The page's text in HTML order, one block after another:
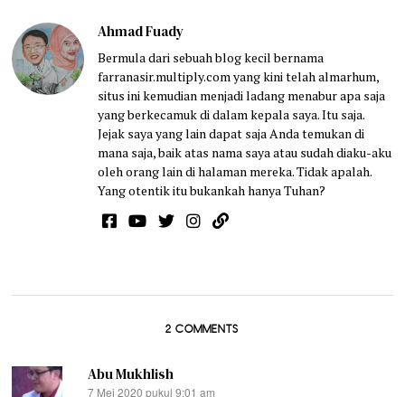
Ahmad Fuady
Bermula dari sebuah blog kecil bernama
farranasir.multiply.com yang kini telah almarhum,
situs ini kemudian menjadi ladang menabur apa saja
yang berkecamuk di dalam kepala saya. Itu saja.
Jejak saya yang lain dapat saja Anda temukan di
mana saja, baik atas nama saya atau sudah diaku-aku
oleh orang lain di halaman mereka. Tidak apalah.
Yang otentik itu bukankah hanya Tuhan?
2 COMMENTS
Abu Mukhlish
7 Mei 2020 pukul 9:01 am